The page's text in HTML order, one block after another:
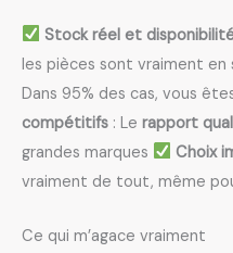
Stock réel et
les pièces sont vraiment en
Dans 95% des cas, vous
compétitifs : Le rapport
grandes marques
Choix
vraiment de tout, même
Ce qui m’agace vraiment